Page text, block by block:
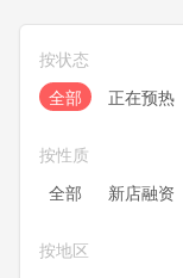
按状态
全部
正在预热
按性质
全部
新店融资
按地区